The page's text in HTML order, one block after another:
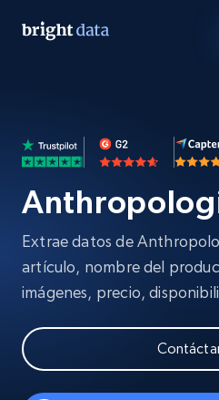
Extrae datos de
artículo, nombre del
imágenes, precio,